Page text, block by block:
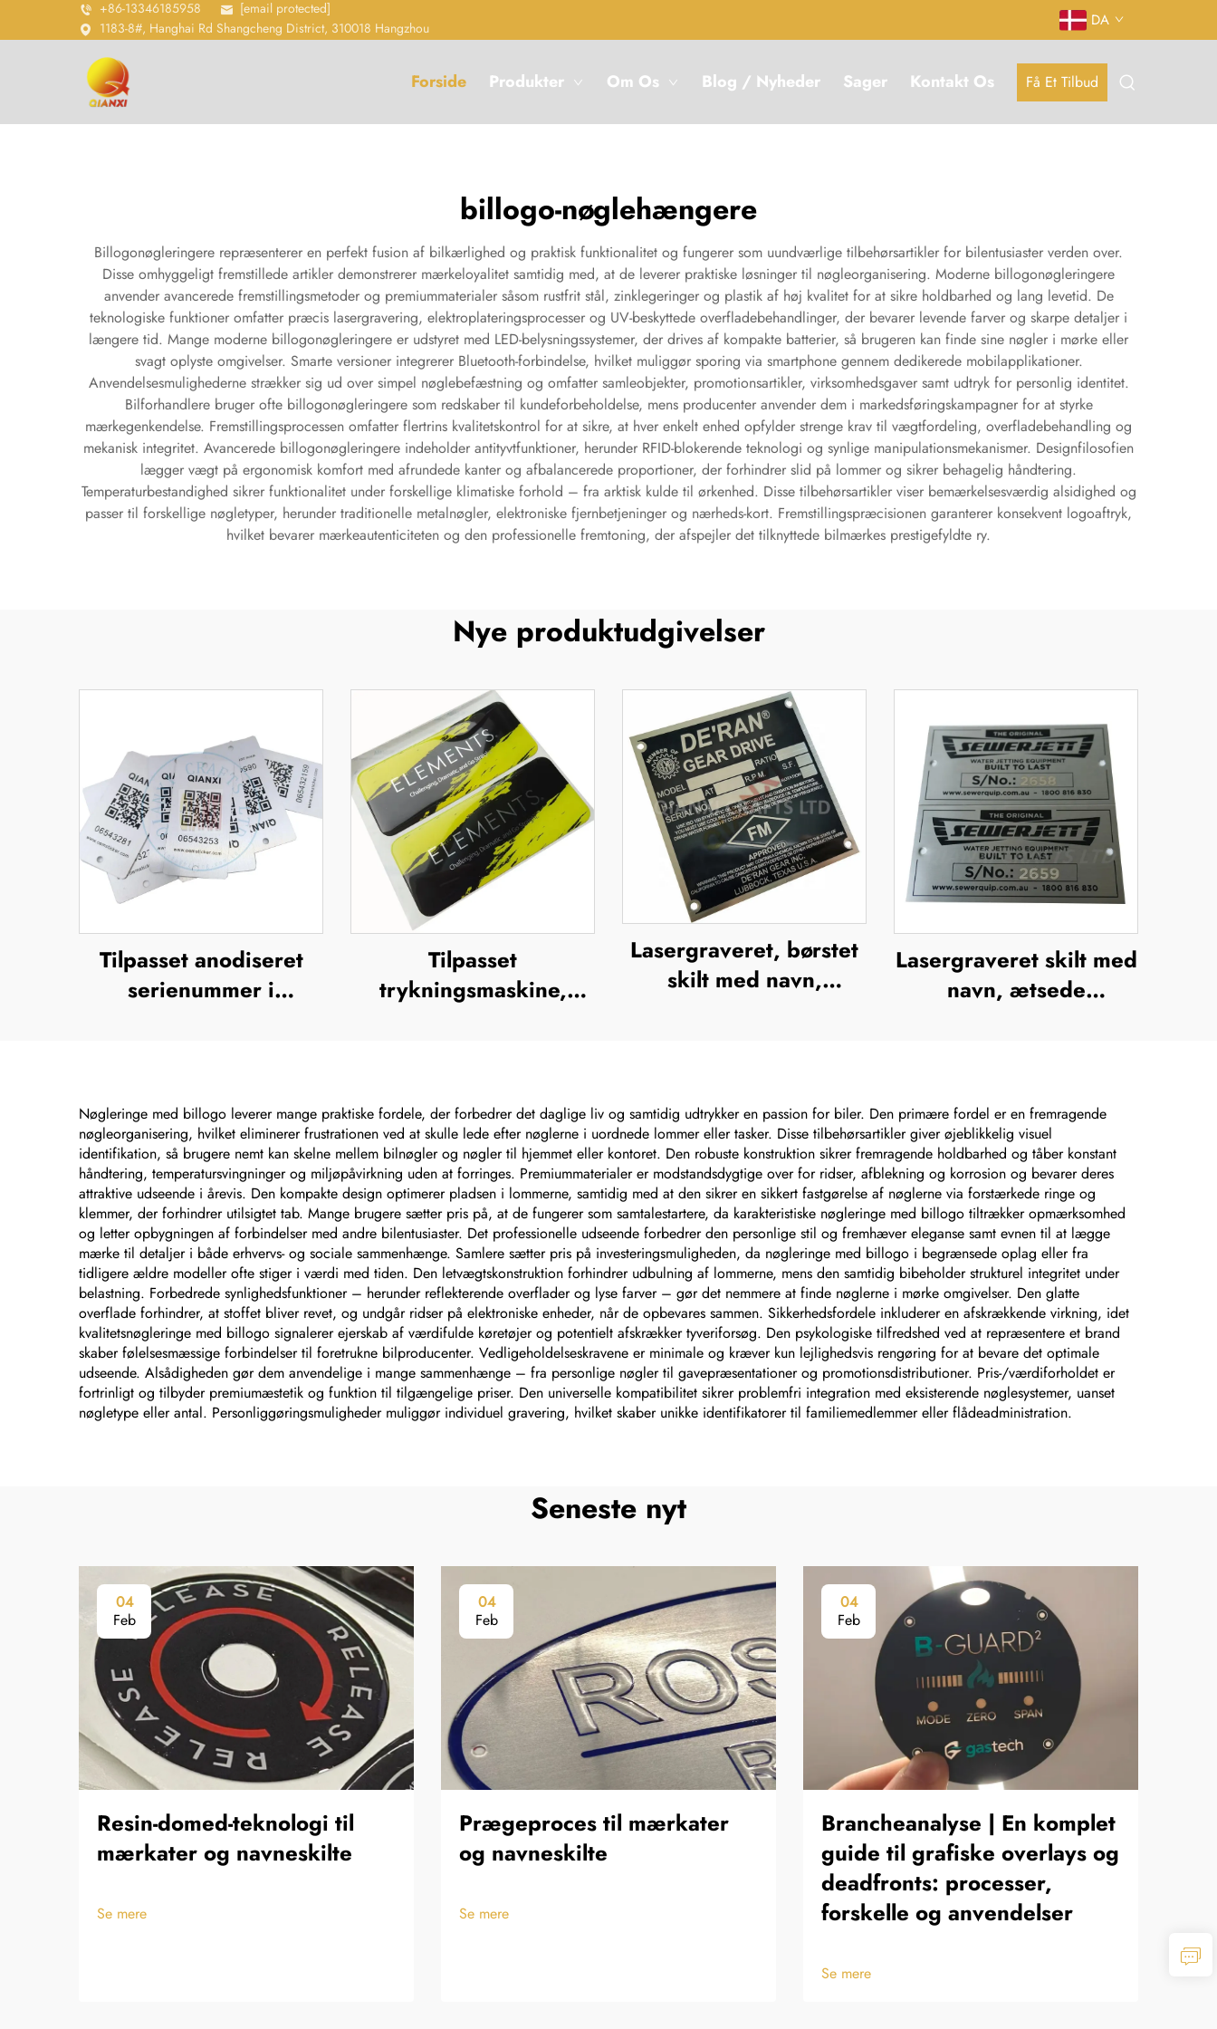
+86-13346185958
[email protected]
1183-8#, Hanghai Rd Shangcheng District, 310018 Hangzhou
DA
Forside Produkter Om Os Blog / Nyheder Sager Kontakt Os Få Et Tilbud
billogo-nøglehængere
Billogonøgleringere repræsenterer en perfekt fusion af bilkærlighed og praktisk funktionalitet og fungerer som uundværlige tilbehørsartikler for bilentusiaster verden over.
Disse omhyggeligt fremstillede artikler demonstrerer mærkeloyalitet samtidig med, at de leverer praktiske løsninger til nøgleorganisering. Moderne billogonøgleringere
anvender avancerede fremstillingsmetoder og premiummaterialer såsom rustfrit stål, zinklegeringer og plastik af høj kvalitet for at sikre holdbarhed og lang levetid. De
teknologiske funktioner omfatter præcis lasergravering, elektroplateringsprocesser og UV-beskyttede overfladebehandlinger, der bevarer levende farver og skarpe detaljer i
længere tid. Mange moderne billogonøgleringere er udstyret med LED-belysningssystemer, der drives af kompakte batterier, så brugeren kan finde sine nøgler i mørke eller
svagt oplyste omgivelser. Smarte versioner integrerer Bluetooth-forbindelse, hvilket muliggør sporing via smartphone gennem dedikerede mobilapplikationer.
Anvendelsesmulighederne strækker sig ud over simpel nøglebefæstning og omfatter samleobjekter, promotionsartikler, virksomhedsgaver samt udtryk for personlig identitet.
Bilforhandlere bruger ofte billogonøgleringere som redskaber til kundeforbeholdelse, mens producenter anvender dem i markedsføringskampagner for at styrke
mærkegenkendelse. Fremstillingsprocessen omfatter flertrins kvalitetskontrol for at sikre, at hver enkelt enhed opfylder strenge krav til vægtfordeling, overfladebehandling og
mekanisk integritet. Avancerede billogonøgleringere indeholder antityvtfunktioner, herunder RFID-blokerende teknologi og synlige manipulationsmekanismer. Designfilosofien
lægger vægt på ergonomisk komfort med afrundede kanter og afbalancerede proportioner, der forhindrer slid på lommer og sikrer behagelig håndtering.
Temperaturbestandighed sikrer funktionalitet under forskellige klimatiske forhold – fra arktisk kulde til ørkenhed. Disse tilbehørsartikler viser bemærkelsesværdig alsidighed og
passer til forskellige nøgletyper, herunder traditionelle metalnøgler, elektroniske fjernbetjeninger og nærheds-kort. Fremstillingspræcisionen garanterer konsekvent logoaftryk,
hvilket bevarer mærkeautenticiteten og den professionelle fremtoning, der afspejler det tilknyttede bilmærkes prestigefyldte ry.
Nye produktudgivelser
Tilpasset anodiseret
serienummer i
metalbrandnavn,
forhøjet metallogo-
plade
Tilpasset
trykningsmaskine,
sticker
Lasergraveret, børstet
skilt med navn,
Lasergraveret skilt med
navn, ætsede
Nøgleringe med billogo leverer mange praktiske fordele, der forbedrer det daglige liv og samtidig udtrykker en passion for biler. Den primære fordel er en fremragende
nøgleorganisering, hvilket eliminerer frustrationen ved at skulle lede efter nøglerne i uordnede lommer eller tasker. Disse tilbehørsartikler giver øjeblikkelig visuel
identifikation, så brugere nemt kan skelne mellem bilnøgler og nøgler til hjemmet eller kontoret. Den robuste konstruktion sikrer fremragende holdbarhed og tåber konstant
håndtering, temperatursvingninger og miljøpåvirkning uden at forringes. Premiummaterialer er modstandsdygtige over for ridser, afblekning og korrosion og bevarer deres
attraktive udseende i årevis. Den kompakte design optimerer pladsen i lommerne, samtidig med at den sikrer en sikkert fastgørelse af nøglerne via forstærkede ringe og
klemmer, der forhindrer utilsigtet tab. Mange brugere sætter pris på, at de fungerer som samtalestartere, da karakteristiske nøgleringe med billogo tiltrækker opmærksomhed
og letter opbygningen af forbindelser med andre bilentusiaster. Det professionelle udseende forbedrer den personlige stil og fremhæver eleganse samt evnen til at lægge
mærke til detaljer i både erhvervs- og sociale sammenhænge. Samlere sætter pris på investeringsmuligheden, da nøgleringe med billogo i begrænsede oplag eller fra
tidligere ældre modeller ofte stiger i værdi med tiden. Den letvægtskonstruktion forhindrer udbulning af lommerne, mens den samtidig bibeholder strukturel integritet under
belastning. Forbedrede synlighedsfunktioner – herunder reflekterende overflader og lyse farver – gør det nemmere at finde nøglerne i mørke omgivelser. Den glatte
overflade forhindrer, at stoffet bliver revet, og undgår ridser på elektroniske enheder, når de opbevares sammen. Sikkerhedsfordele inkluderer en afskrækkende virkning, idet
kvalitetsnøgleringe med billogo signalerer ejerskab af værdifulde køretøjer og potentielt afskrækker tyveriforsøg. Den psykologiske tilfredshed ved at repræsentere et brand
skaber følelsesmæssige forbindelser til foretrukne bilproducenter. Vedligeholdelseskravene er minimale og kræver kun lejlighedsvis rengøring for at bevare det optimale
udseende. Alsådigheden gør dem anvendelige i mange sammenhænge – fra personlige nøgler til gavepræsentationer og promotionsdistributioner. Pris-/værdiforholdet er
fortrinligt og tilbyder premiumæstetik og funktion til tilgængelige priser. Den universelle kompatibilitet sikrer problemfri integration med eksisterende nøglesystemer, uanset
nøgletype eller antal. Personliggøringsmuligheder muliggør individuel gravering, hvilket skaber unikke identifikatorer til familiemedlemmer eller flådeadministration.
Seneste nyt
04
Feb
Resin-domed-teknologi til
mærkater og navneskilte
Se mere
04
Feb
Prægeproces til mærkater
og navneskilte
Se mere
04
Feb
Brancheanalyse | En komplet
guide til grafiske overlays og
deadfronts: processer,
forskelle og anvendelser
Se mere
Se